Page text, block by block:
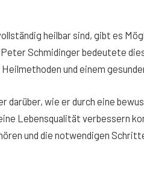
heilbar sind, gibt es
Schmidinger bedeutete
und einem
darüber, wie er durch eine
Lebensqualität verbessern
und die notwendigen